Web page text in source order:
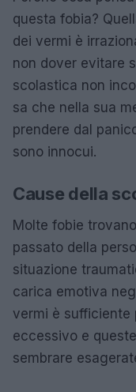
questa fobia?
dei vermi è
non dover evitare
scolastica non
sa che nella sua
prendere dal
sono innocui.
Cause della
Molte fobie
passato della
situazione
carica emotiva
vermi è sufficiente
eccessivo e
sembrare